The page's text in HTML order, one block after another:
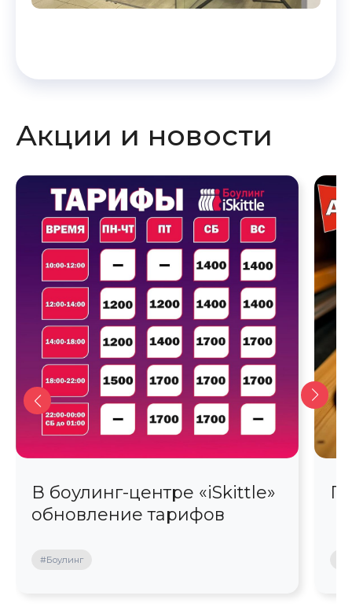
Скрыть карту
Акции и новости
В боулинг-центре «iSkittle»
обновление тарифов
#Боулинг